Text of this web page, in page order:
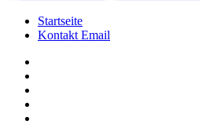
Startseite
Kontakt Email